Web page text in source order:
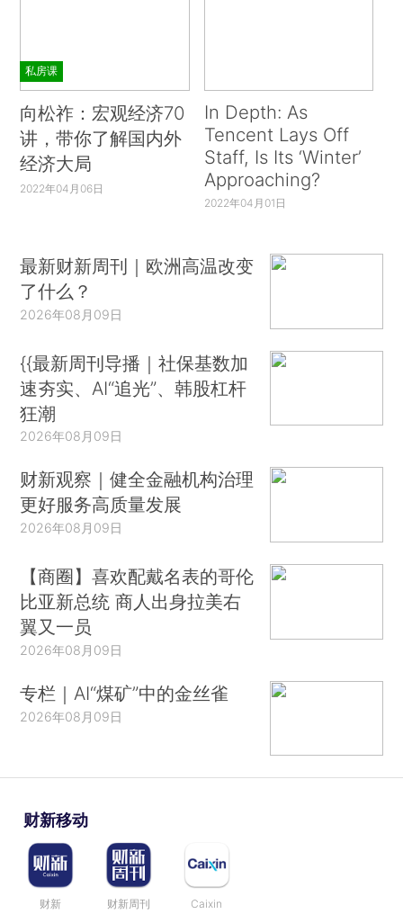
私房课
向松祚：宏观经济70
讲，带你了解国内外
经济大局
2022年04月06日
In Depth: As
Tencent Lays Off
Staff, Is Its ‘Winter’
Approaching?
2022年04月01日
最新财新周刊｜欧洲高温改变
了什么？
2026年08月09日
{{最新周刊导播｜社保基数加
速夯实、AI“追光”、韩股杠杆
狂潮
2026年08月09日
财新观察｜健全金融机构治理
更好服务高质量发展
2026年08月09日
【商圈】喜欢配戴名表的哥伦
比亚新总统 商人出身拉美右
翼又一员
2026年08月09日
专栏｜AI“煤矿”中的金丝雀
2026年08月09日
财新移动
财新 财新周刊 Caixin